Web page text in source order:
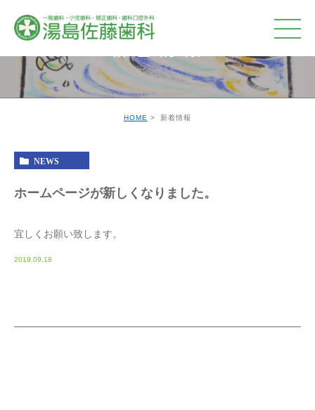
HOME 新着情報
NEWS
ホームページが新しくなりました。
宜しくお願い致します。
2019.09.18